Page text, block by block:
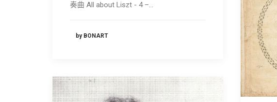
奏曲 All about Liszt - 4 –…
by BONART